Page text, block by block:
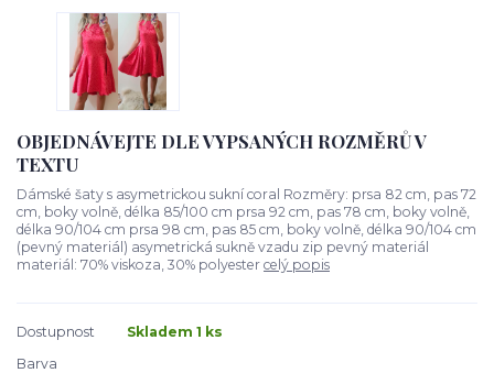
OBJEDNÁVEJTE DLE VYPSANÝCH ROZMĚRŮ V
TEXTU
Dámské šaty s asymetrickou sukní coral Rozměry: prsa 82 cm, pas 72
cm, boky volně, délka 85/100 cm prsa 92 cm, pas 78 cm, boky volně,
délka 90/104 cm prsa 98 cm, pas 85 cm, boky volně, délka 90/104 cm
(pevný materiál) asymetrická sukně vzadu zip pevný materiál
materiál: 70% viskoza, 30% polyester celý popis
Dostupnost
Skladem 1 ks
Barva